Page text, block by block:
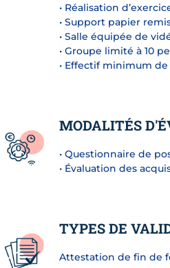
• Réalisation
• Support papier
• Salle équipée de
• Groupe limité à 10
• Effectif minimum
MODALITÉS
• Questionnaire de
• Évaluation des
TYPES DE
Attestation de fin de